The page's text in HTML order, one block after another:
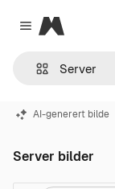
Close menu
Magnific
AI-generert bilde
Server bilder